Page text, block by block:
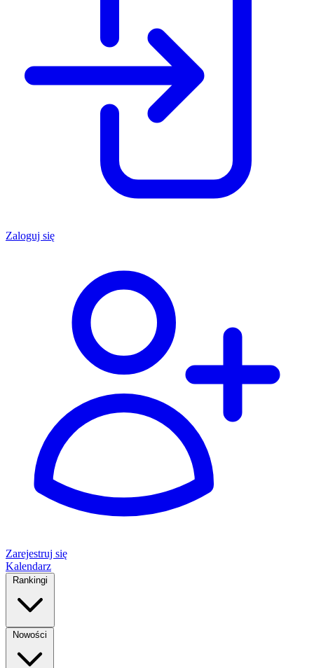
Zaloguj się
Zarejestruj się
Kalendarz
Rankingi
Nowości